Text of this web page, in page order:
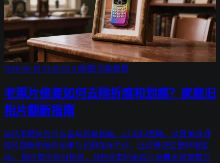
2026-06-18 01:49:52 AI修图 功能教程
老照片修复如何去除折痕和划痕？家庭旧
相片翻新指南
讲清老照片为什么会有折痕划痕、AI 如何去除，以及家庭旧
相片翻新的操作步骤与长期保存方法，让珍贵记忆更好地留
存。 翻开家中的旧相册，那些泛黄的老照片装着无数家庭记